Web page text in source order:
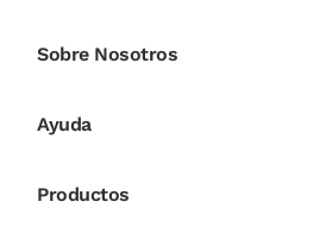
Sobre Nosotros
Ayuda
Productos